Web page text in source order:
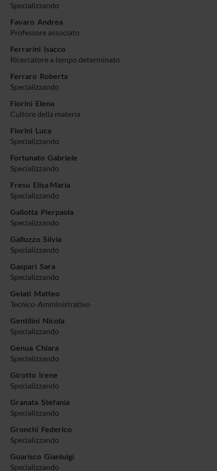
Specializzando
Favaro Andrea
Professore associato
Ferrarini Isacco
Ricercatore a tempo determinato
Ferraro Roberta
Specializzando
Fiorini Elena
Cultore della materia
Fiorini Luca
Specializzando
Fortunato Gabriele
Specializzando
Fresu Elisa Maria
Specializzando
Gallotta Pierpaola
Specializzando
Galluzzo Silvia
Specializzando
Gaspari Sara
Specializzando
Gelati Matteo
Tecnico-Amministrativo
Gentilini Nicola
Specializzando
Genua Chiara
Specializzando
Girotto Irene
Specializzando
Granata Stefania
Specializzando
Gronchi Federico
Specializzando
Guarisco Gianluigi
Specializzando